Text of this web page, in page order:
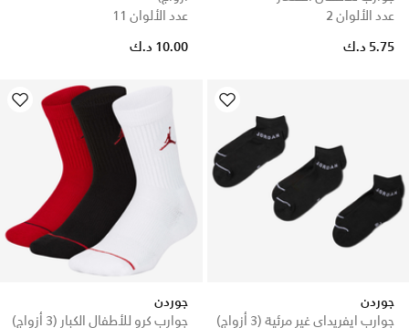
عدد الألوان 2
5.75 د.ك
عدد الألوان 11
10.00 د.ك
جوردن
جوارب ايفريداي غير مرئية (3 أزواج)
جوردن
جوارب كرو للأطفال الكبار (3 أزواج)